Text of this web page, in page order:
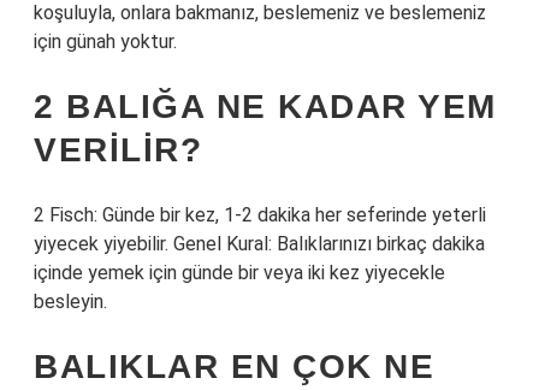
koşuluyla, onlara bakmanız, beslemeniz ve beslemeniz
için günah yoktur.
2 BALIĞA NE KADAR YEM
VERILIR?
2 Fisch: Günde bir kez, 1-2 dakika her seferinde yeterli
yiyecek yiyebilir. Genel Kural: Balıklarınızı birkaç dakika
içinde yemek için günde bir veya iki kez yiyecekle
besleyin.
BALIKLAR EN ÇOK NE